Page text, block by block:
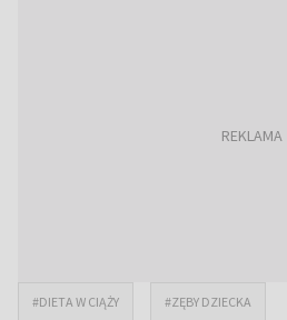
#DIETA W CIĄŻY #ZĘBY DZIECKA